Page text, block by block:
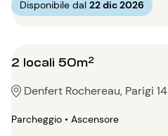
Disponibile dal 22 dic 2026
2 locali 50m²
Denfert Rochereau, Parigi 14
Parcheggio • Ascensore